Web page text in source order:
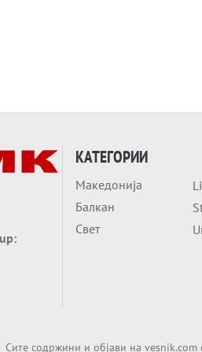
КАТЕГОРИИ
Македонија
Балкан
Свет
Сите содржини и објави на vesnik.com